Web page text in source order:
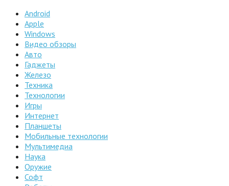
Android
Apple
Windows
Видео обзоры
Авто
Гаджеты
Железо
Техника
Технологии
Игры
Интернет
Планшеты
Мобильные технологии
Мультимедиа
Наука
Оружие
Софт